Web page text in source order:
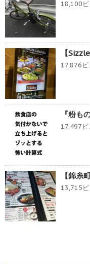
18,100ビ
【
17,876ビ
『粉も
17,497ビ
【錦糸
13,715ビ